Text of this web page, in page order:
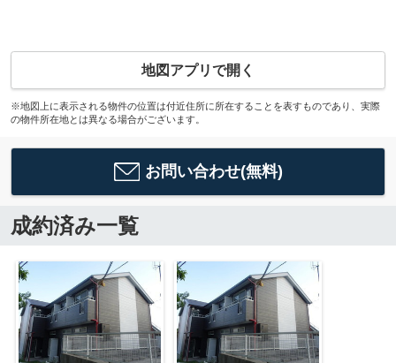
地図アプリで開く
※地図上に表示される物件の位置は付近住所に所在することを表すものであり、実際
の物件所在地とは異なる場合がございます。
お問い合わせ(無料)
成約済み一覧